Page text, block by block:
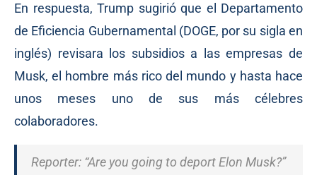
En respuesta, Trump sugirió que el Departamento
de Eficiencia Gubernamental (DOGE, por su sigla en
inglés) revisara los subsidios a las empresas de
Musk, el hombre más rico del mundo y hasta hace
unos meses uno de sus más célebres
colaboradores.
Reporter: “Are you going to deport Elon Musk?”